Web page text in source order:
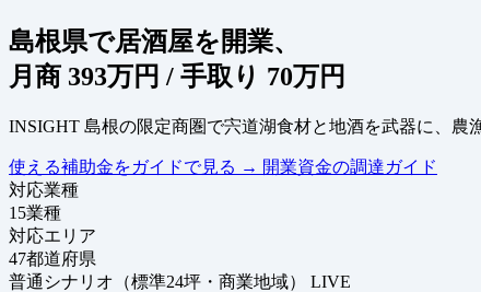
島根県で居酒屋を開業、
月商 393万円 / 手取り 70万円
INSIGHT 島根の限定商圏で宍道湖食材と地酒を武器に、農
使える補助金をガイドで見る → 開業資金の調達ガイド
対応業種
15業種
対応エリア
47都道府県
普通シナリオ（標準24坪・商業地域）
LIVE